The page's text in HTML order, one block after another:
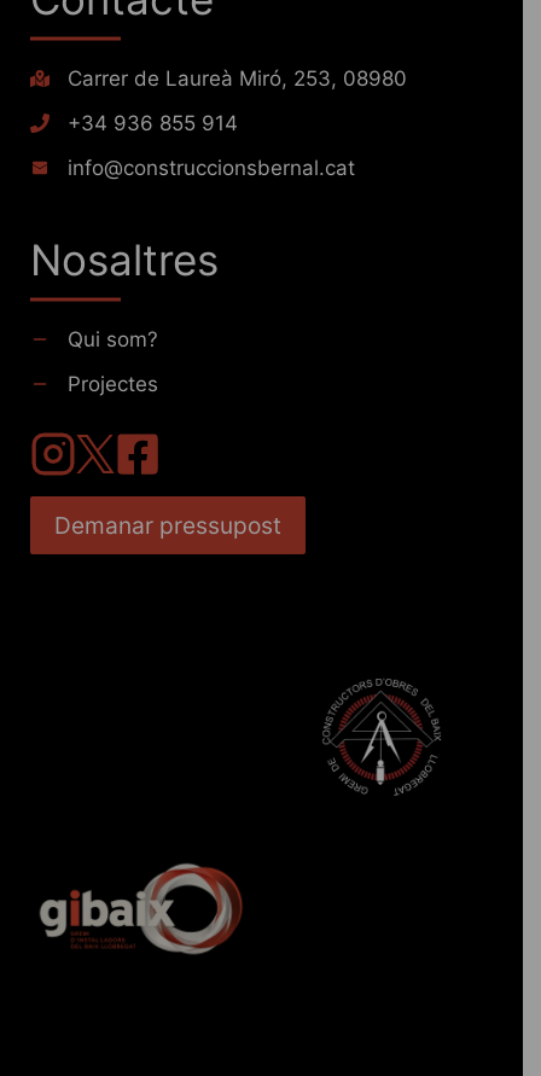
Carrer de Laureà Miró, 253, 08980
+34 936 855 914
info@construccionsbernal.cat
Nosaltres
Qui som?
Projectes
Demanar pressupost